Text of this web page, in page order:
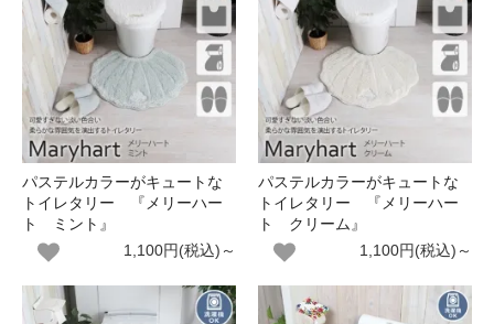
パステルカラーがキュートな
トイレタリー 『メリーハー
ト ミント』
1,100円(税込)～
パステルカラーがキュートな
トイレタリー 『メリーハー
ト クリーム』
1,100円(税込)～